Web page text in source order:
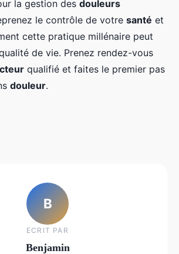
la gestion des douleurs
le contrôle de votre santé et
cette pratique millénaire peut
de vie. Prenez rendez-vous
qualifié et faites le premier pas
douleur.
B
ECRIT PAR
Benjamin